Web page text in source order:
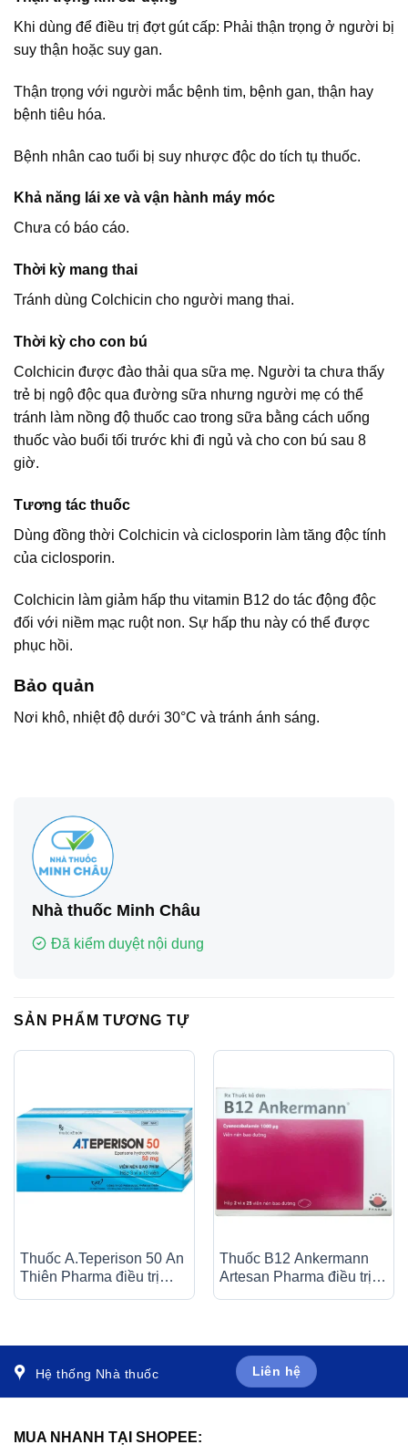
Khi dùng để điều trị đợt gút cấp: Phải thận trọng ở người bị
suy thận hoặc suy gan.
Thận trọng với người mắc bệnh tim, bệnh gan, thận hay
bệnh tiêu hóa.
Bệnh nhân cao tuổi bị suy nhược độc do tích tụ thuốc.
Khả năng lái xe và vận hành máy móc
Chưa có báo cáo.
Thời kỳ mang thai
Tránh dùng Colchicin cho người mang thai.
Thời kỳ cho con bú
Colchicin được đào thải qua sữa mẹ. Người ta chưa thấy
trẻ bị ngộ độc qua đường sữa nhưng người mẹ có thể
tránh làm nồng độ thuốc cao trong sữa bằng cách uống
thuốc vào buổi tối trước khi đi ngủ và cho con bú sau 8
giờ.
Tương tác thuốc
Dùng đồng thời Colchicin và ciclosporin làm tăng độc tính
của ciclosporin.
Colchicin làm giảm hấp thu vitamin B12 do tác động độc
đối với niềm mạc ruột non. Sự hấp thu này có thể được
phục hồi.
Bảo quản
Nơi khô, nhiệt độ dưới 30°C và tránh ánh sáng.
Nhà thuốc Minh Châu
Đã kiểm duyệt nội dung
SẢN PHẨM TƯƠNG TỰ
Thuốc A.Teperison 50 An
Thiên Pharma điều trị
thoái hóa cột sống cổ,
Thuốc B12 Ankermann
Artesan Pharma điều trị
các bệnh thiếu máu, đau
Hệ thống Nhà thuốc Liên hệ
MUA NHANH TẠI SHOPEE: